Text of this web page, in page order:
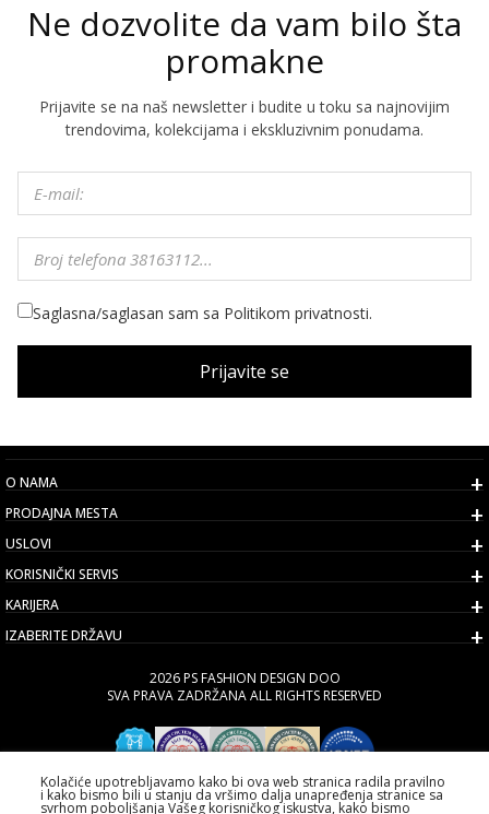
Ne dozvolite da vam bilo šta
promakne
Prijavite se na naš newsletter i budite u toku sa najnovijim
trendovima, kolekcijama i ekskluzivnim ponudama.
Saglasna/saglasan sam sa Politikom privatnosti.
Prijavite se
O NAMA
PRODAJNA MESTA
USLOVI
KORISNIČKI SERVIS
KARIJERA
IZABERITE DRŽAVU
2026 PS FASHION DESIGN DOO
SVA PRAVA ZADRŽANA ALL RIGHTS RESERVED
Kolačiće upotrebljavamo kako bi ova web stranica radila pravilno
i kako bismo bili u stanju da vršimo dalja unapređenja stranice sa
svrhom poboljšanja Vašeg korisničkog iskustva, kako bismo